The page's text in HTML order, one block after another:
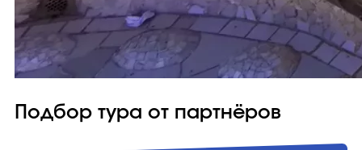
Подбор тура от партнёров